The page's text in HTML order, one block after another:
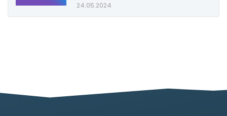
24.05.2024